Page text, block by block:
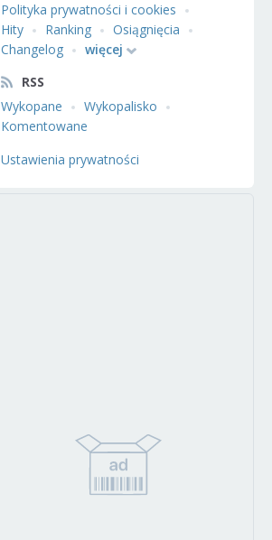
Polityka prywatności i cookies
Hity
Ranking
Osiągnięcia
Changelog
więcej
RSS
Wykopane
Wykopalisko
Komentowane
Ustawienia prywatności